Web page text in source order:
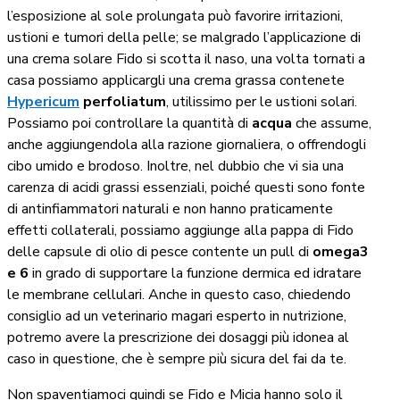
l’esposizione al sole prolungata può favorire irritazioni,
ustioni e tumori della pelle; se malgrado l’applicazione di
una crema solare Fido si scotta il naso, una volta tornati a
casa possiamo applicargli una crema grassa contenete
Hypericum perfoliatum, utilissimo per le ustioni solari.
Possiamo poi controllare la quantità di acqua che assume,
anche aggiungendola alla razione giornaliera, o offrendogli
cibo umido e brodoso. Inoltre, nel dubbio che vi sia una
carenza di acidi grassi essenziali, poiché questi sono fonte
di antinfiammatori naturali e non hanno praticamente
effetti collaterali, possiamo aggiunge alla pappa di Fido
delle capsule di olio di pesce contente un pull di omega3
e 6 in grado di supportare la funzione dermica ed idratare
le membrane cellulari. Anche in questo caso, chiedendo
consiglio ad un veterinario magari esperto in nutrizione,
potremo avere la prescrizione dei dosaggi più idonea al
caso in questione, che è sempre più sicura del fai da te.
Non spaventiamoci quindi se Fido e Micia hanno solo il